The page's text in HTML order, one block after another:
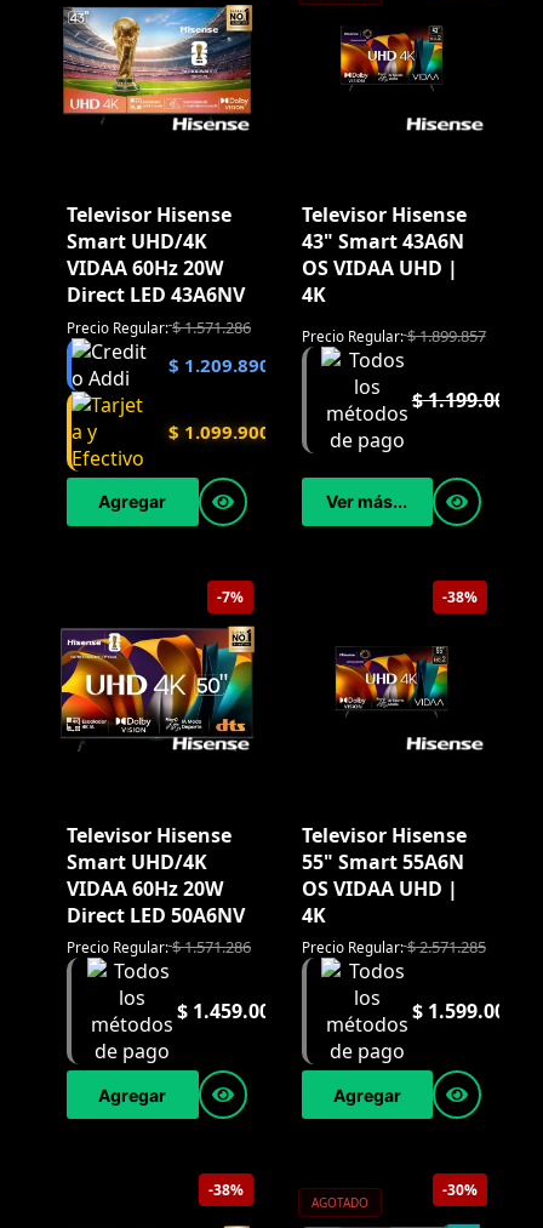
Televisor Hisense
Smart UHD/4K
VIDAA 60Hz 20W
Direct LED 43A6NV
Precio Regular:$1.571.286
$ 1.209.890
$ 1.099.900
Agregar
Televisor Hisense
43" Smart 43A6N
OS VIDAA UHD |
4K
Precio Regular:$1.899.857
$1.199.000
Ver más...
-7%
Televisor Hisense
Smart UHD/4K
VIDAA 60Hz 20W
Direct LED 50A6NV
Precio Regular:$1.571.286
$ 1.459.000
Agregar
-38%
Televisor Hisense
55" Smart 55A6N
OS VIDAA UHD |
4K
Precio Regular:$2.571.285
$1.599.000
Agregar
-38% -30%
AGOTADO